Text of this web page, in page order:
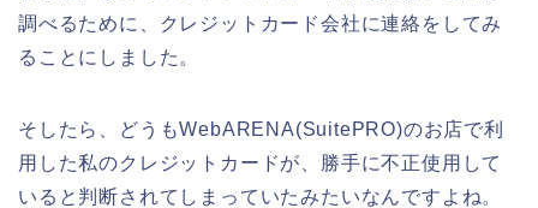
調べるために、クレジットカード会社に連絡をしてみ
ることにしました。
そしたら、どうもWebARENA(SuitePRO)のお店で利
用した私のクレジットカードが、勝手に不正使用して
いると判断されてしまっていたみたいなんですよね。